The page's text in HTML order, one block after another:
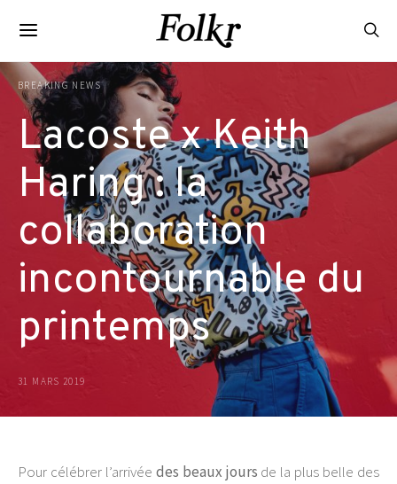
BREAKING NEWS
Lacoste x Keith
Haring : la
collaboration
incontournable du
printemps
31 MARS 2019
Pour célébrer l’arrivée des beaux jours de la plus belle des